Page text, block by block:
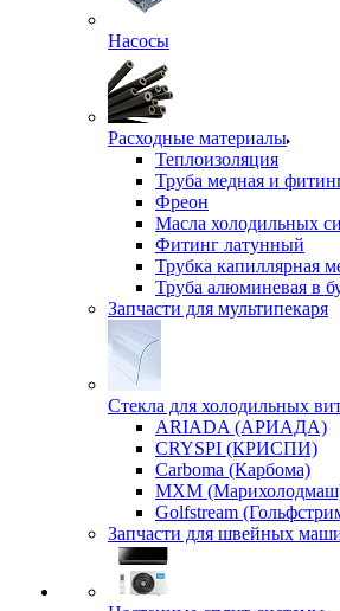
Насосы
Расходные материалы
Теплоизоляция
Труба медная и
Фреон
Масла холодильных
Фитинг латунный
Трубка капиллярная
Труба алюминевая в
Запчасти для мультипекаря
Стекла для холодильных
ARIADA (АРИАДА)
CRYSPI (КРИСПИ)
Carboma (Карбома)
MXM
Golfstream
Запчасти для швейных